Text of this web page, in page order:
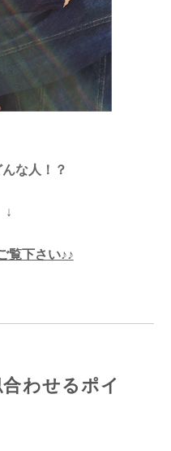
な人！？
覧下さい♪♪
わせるポイ